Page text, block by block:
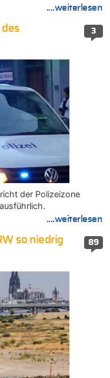
....weiterlesen
3
der Polizeizone
....weiterlesen
89
so niedrig